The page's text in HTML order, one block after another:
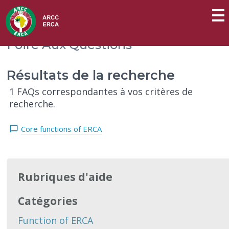
Foire Aux Questions
Résultats de la recherche
1 FAQs correspondantes à vos critères de
recherche.
Core functions of ERCA
Rubriques d'aide
Catégories
Function of ERCA